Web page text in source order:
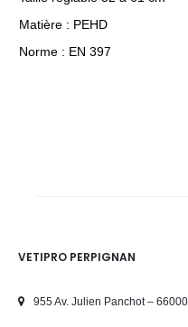
Matière : PEHD
Norme : EN 397
VETIPRO PERPIGNAN
955 Av. Julien Panchot –